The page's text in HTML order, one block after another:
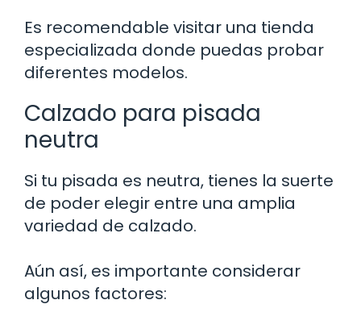
Es recomendable visitar una tienda
especializada donde puedas probar
diferentes modelos.
Calzado para pisada
neutra
Si tu pisada es neutra, tienes la suerte
de poder elegir entre una amplia
variedad de calzado.
Aún así, es importante considerar
algunos factores: